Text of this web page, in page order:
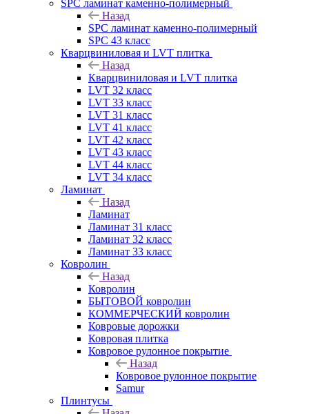
SPC ламинат каменно-полимерный
Назад
SPC ламинат каменно-полимерный
SPC 43 класс
Кварцвиниловая и LVT плитка
Назад
Кварцвиниловая и LVT плитка
LVT 32 класс
LVT 33 класс
LVT 31 класс
LVT 41 класс
LVT 42 класс
LVT 43 класс
LVT 44 класс
LVT 34 класс
Ламинат
Назад
Ламинат
Ламинат 31 класс
Ламинат 32 класс
Ламинат 33 класс
Ковролин
Назад
Ковролин
БЫТОВОЙ ковролин
КОММЕРЧЕСКИЙ ковролин
Ковровые дорожки
Ковровая плитка
Ковровое рулонное покрытие
Назад
Ковровое рулонное покрытие
Samur
Плинтусы